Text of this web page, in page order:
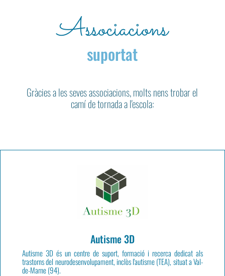
Associacions
suportat
Gràcies a les seves associacions, molts nenstrobar el
camí de tornada a l'escola:
Autisme 3D
Autisme 3D és un centre de suport, formació i recerca dedicat als
trastorns del neurodesenvolupament, inclòs l'autisme (TEA), situat a Val-
de-Marne (94).